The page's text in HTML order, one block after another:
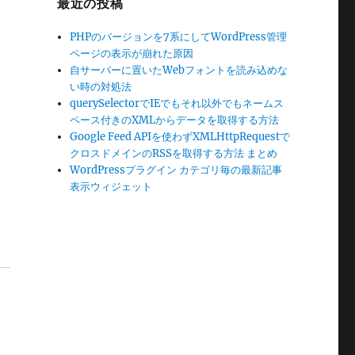
最近の投稿
PHPのバージョンを7系にしてWordPress管理
ページの表示が崩れた原因
自サーバーに置いたWebフォントを読み込めな
い時の対処法
querySelectorでIEでもそれ以外でもネームス
ペース付きのXMLからデータを取得する方法
Google Feed APIを使わずXMLHttpRequestで
クロスドメインのRSSを取得する方法 まとめ
WordPressプラグイン カテゴリ毎の最新記事
表示ウィジェット